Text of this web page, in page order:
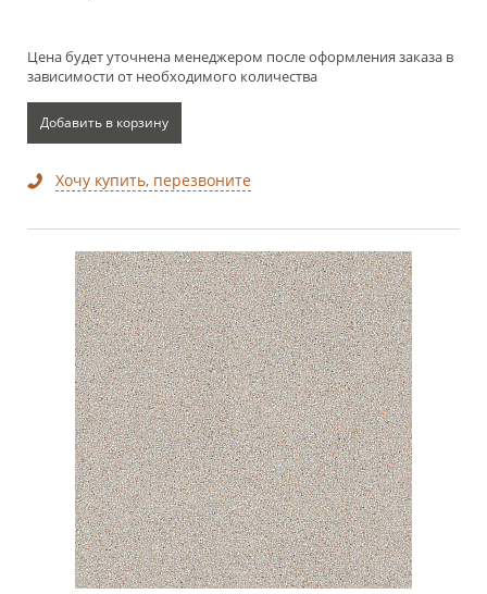
Цена будет уточнена менеджером после оформления заказа в
зависимости от необходимого количества
Добавить в корзину
Хочу купить, перезвоните